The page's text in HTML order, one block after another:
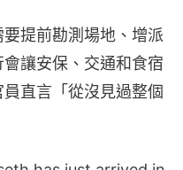
提前勘測場地、增派
讓安保、交通和食宿
直言「從沒見過整個